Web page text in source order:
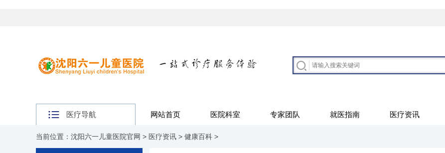
医疗导航 网站首页 医院科室 专家团队 就医指南 医疗资讯
当前位置： 沈阳六一儿童医院官网 > 医疗资讯 > 健康百科 >